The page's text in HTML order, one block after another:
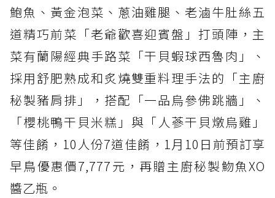
鮑魚、黃金泡菜、蔥油雞腿、老滷牛肚絲五
道精巧前菜「老爺歡喜迎賓盤」打頭陣，主
菜有蘭陽經典手路菜「干貝蝦球西魯肉」、
採用舒肥熟成和炙燒雙重料理手法的「主廚
秘製豬肩排」，搭配「一品烏參佛跳牆」、
「櫻桃鴨干貝米糕」與「人蔘干貝燉烏雞」
等佳餚，10人份7道佳餚，1月10日前預訂享
早鳥優惠價7,777元，再贈主廚秘製魩魚XO
醬乙瓶。